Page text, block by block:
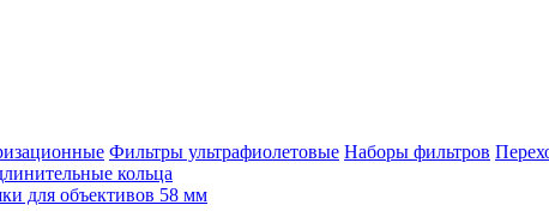
Фильтры ультрафиолетовые Наборы фильтров
кольца
для объективов 58 мм